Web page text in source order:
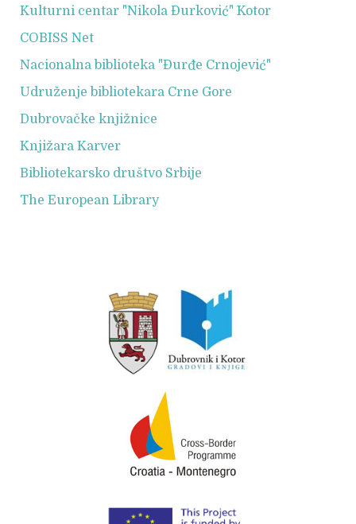
Kulturni centar "Nikola Đurković" Kotor
COBISS Net
Nacionalna biblioteka "Đurđe Crnojević"
Udruženje bibliotekara Crne Gore
Dubrovačke knjižnice
Knjižara Karver
Bibliotekarsko društvo Srbije
The European Library